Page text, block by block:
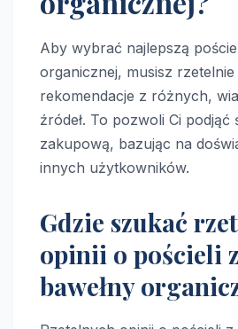
Aby wybrać najlepszą
organicznej, musisz
rekomendacje z różnych,
źródeł. To pozwoli Ci podjąć
zakupową, bazując na
innych użytkowników.
Gdzie szukać
opinii o pościeli
bawełny